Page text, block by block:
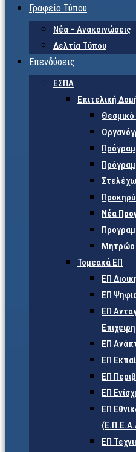
Γραφείο Τύπου
Νέα – Ανακοινώσεις
Δελτία Τύπου
Επενδύσεις
ΕΣΠΑ
Επιτελική
Θεσμικό
Νέα
Μητρώο
Τομεακά ΕΠ
ΕΠ
ΕΠ
ΕΠ
ΕΠ
ΕΠ
ΕΠ
ΕΠ
ΕΠ
ΕΠ